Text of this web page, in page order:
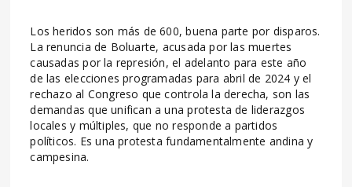
Los heridos son más de 600, buena parte por disparos.
La renuncia de Boluarte, acusada por las muertes
causadas por la represión, el adelanto para este año
de las elecciones programadas para abril de 2024 y el
rechazo al Congreso que controla la derecha, son las
demandas que unifican a una protesta de liderazgos
locales y múltiples, que no responde a partidos
políticos. Es una protesta fundamentalmente andina y
campesina.